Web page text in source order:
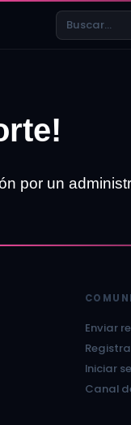
Buscar
por un
Enviar
Iniciar
Canal